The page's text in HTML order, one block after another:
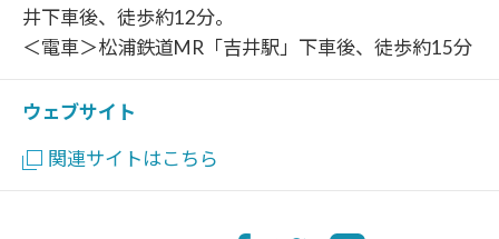
井下車後、徒歩約12分。
＜電車＞松浦鉄道MR「吉井駅」下車後、徒歩約15分
ウェブサイト
関連サイトはこちら